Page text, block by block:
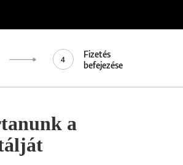
4
Fizetés
befejezése
a